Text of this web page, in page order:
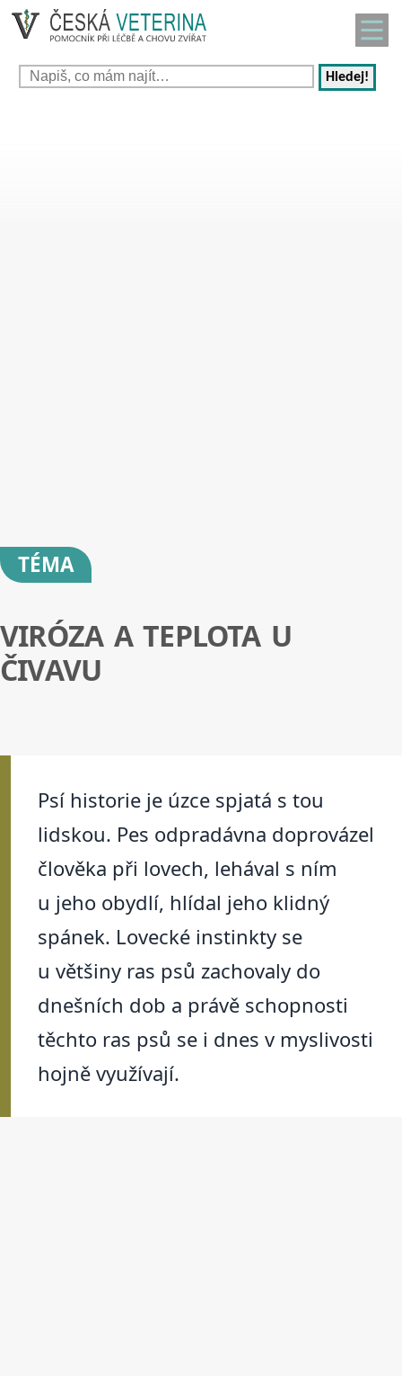
Hledej!
TÉMA
VIRÓZA A TEPLOTA U
ČIVAVU
Psí historie je úzce spjatá s tou
lidskou. Pes odpradávna doprovázel
člověka při lovech, lehával s ním
u jeho obydlí, hlídal jeho klidný
spánek. Lovecké instinkty se
u většiny ras psů zachovaly do
dnešních dob a právě schopnosti
těchto ras psů se i dnes v myslivosti
hojně využívají.